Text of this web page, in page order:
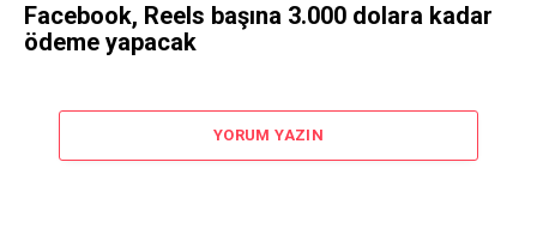
Facebook, Reels başına 3.000 dolara kadar
ödeme yapacak
YORUM YAZIN